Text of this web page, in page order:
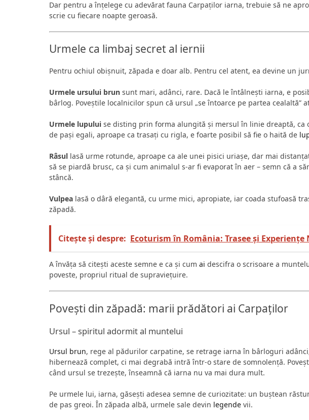
Dar pentru a înțelege cu adevărat fauna Carpaților iarna, trebuie să ne
scrie cu fiecare noapte geroasă.
Urmele ca limbaj secret al iernii
Pentru ochiul obișnuit, zăpada e doar alb. Pentru cel atent, ea devine un
Urmele ursului brun sunt mari, adânci, rare. Dacă le întâlnești iarna, e
bârlog. Poveștile localnicilor spun că ursul „se întoarce pe partea cealaltă”
Urmele lupului se disting prin forma alungită și mersul în linie dreaptă, ca
de pași egali, aproape ca trasați cu rigla, e foarte posibil să fie o haită de
Râsul lasă urme rotunde, aproape ca ale unei pisici uriașe, dar mai
să se piardă brusc, ca și cum animalul s-ar fi evaporat în aer – semn că a
stâncă.
Vulpea lasă o dâră elegantă, cu urme mici, apropiate, iar coada stufoasă
zăpadă.
Citește și despre: Ecoturism în România: Trasee și
A învăța să citești aceste semne e ca și cum ai descifra o scrisoare a
poveste, propriul ritual de supraviețuire.
Povești din zăpadă: marii prădători ai Carpaților
Ursul – spiritul adormit al muntelui
Ursul brun, rege al pădurilor carpatine, se retrage iarna în bârloguri
hibernează complet, ci mai degrabă intră într-o stare de somnolență.
când ursul se trezește, înseamnă că iarna nu va mai dura mult.
Pe urmele lui, iarna, găsești adesea semne de curiozitate: un buștean
de pas greoi. În zăpada albă, urmele sale devin legende vii.